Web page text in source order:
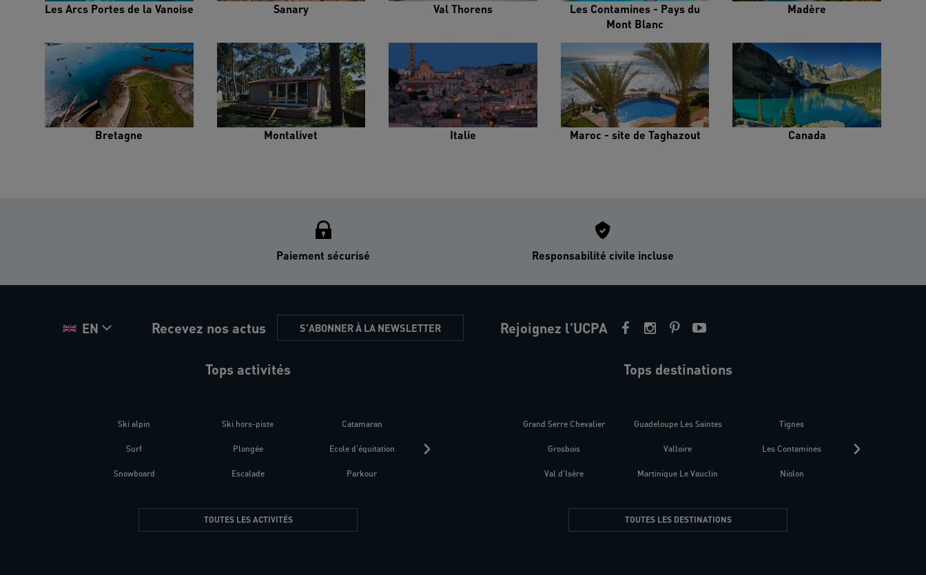
Les Arcs Portes de la Vanoise Sanary Val Thorens
Les Contamines - Pays du
Mont Blanc
Madère
Bretagne Montalivet Italie Maroc - site de Taghazout Canada
Paiement sécurisé Responsabilité civile incluse
EN Recevez nos actus S'ABONNER À LA NEWSLETTER Rejoignez l'UCPA
Tops activités
Ski alpin
Surf
Snowboard
Ski hors-piste
Plongée
Escalade
Catamaran
Ecole d'équitation
Parkour
Trek-Randonnée pédestre
Parapente
Plongée
TOUTES LES ACTIVITÉS
Tops destinations
Grand Serre Chevalier
Grosbois
Val d'Isère
Guadeloupe Les Saintes
Valloire
Martinique Le Vauclin
Tignes
Les Contamines
Niolon
TOUTES LES DESTINATIONS